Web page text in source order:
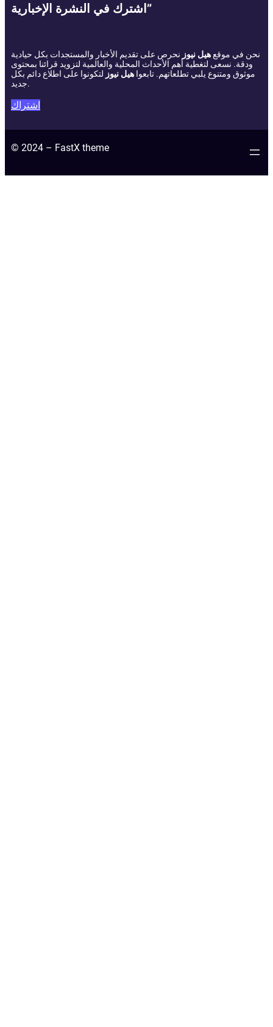
اشترك في النشرة الإخبارية”
نحن في موقع هيل نيوز نحرص على تقديم الأخبار والمستجدات بكل حيادية
ودقة. نسعى لتغطية أهم الأحداث المحلية والعالمية لتزويد قرائنا بمحتوى
موثوق ومتنوع يلبي تطلعاتهم. تابعوا هيل نيوز لتكونوا على اطلاع دائم بكل
جديد.
اشتراك
© 2024 – FastX theme